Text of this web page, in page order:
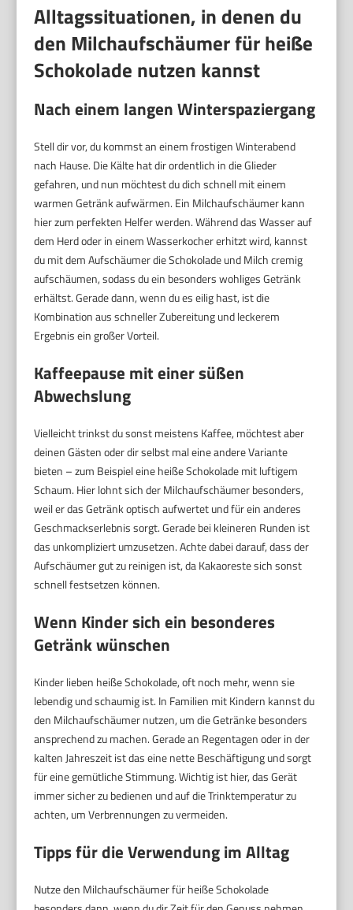
Alltagssituationen, in denen du
den Milchaufschäumer für heiße
Schokolade nutzen kannst
Nach einem langen Winterspaziergang
Stell dir vor, du kommst an einem frostigen Winterabend
nach Hause. Die Kälte hat dir ordentlich in die Glieder
gefahren, und nun möchtest du dich schnell mit einem
warmen Getränk aufwärmen. Ein Milchaufschäumer kann
hier zum perfekten Helfer werden. Während das Wasser auf
dem Herd oder in einem Wasserkocher erhitzt wird, kannst
du mit dem Aufschäumer die Schokolade und Milch cremig
aufschäumen, sodass du ein besonders wohliges Getränk
erhältst. Gerade dann, wenn du es eilig hast, ist die
Kombination aus schneller Zubereitung und leckerem
Ergebnis ein großer Vorteil.
Kaffeepause mit einer süßen
Abwechslung
Vielleicht trinkst du sonst meistens Kaffee, möchtest aber
deinen Gästen oder dir selbst mal eine andere Variante
bieten – zum Beispiel eine heiße Schokolade mit luftigem
Schaum. Hier lohnt sich der Milchaufschäumer besonders,
weil er das Getränk optisch aufwertet und für ein anderes
Geschmackserlebnis sorgt. Gerade bei kleineren Runden ist
das unkompliziert umzusetzen. Achte dabei darauf, dass der
Aufschäumer gut zu reinigen ist, da Kakaoreste sich sonst
schnell festsetzen können.
Wenn Kinder sich ein besonderes
Getränk wünschen
Kinder lieben heiße Schokolade, oft noch mehr, wenn sie
lebendig und schaumig ist. In Familien mit Kindern kannst du
den Milchaufschäumer nutzen, um die Getränke besonders
ansprechend zu machen. Gerade an Regentagen oder in der
kalten Jahreszeit ist das eine nette Beschäftigung und sorgt
für eine gemütliche Stimmung. Wichtig ist hier, das Gerät
immer sicher zu bedienen und auf die Trinktemperatur zu
achten, um Verbrennungen zu vermeiden.
Tipps für die Verwendung im Alltag
Nutze den Milchaufschäumer für heiße Schokolade